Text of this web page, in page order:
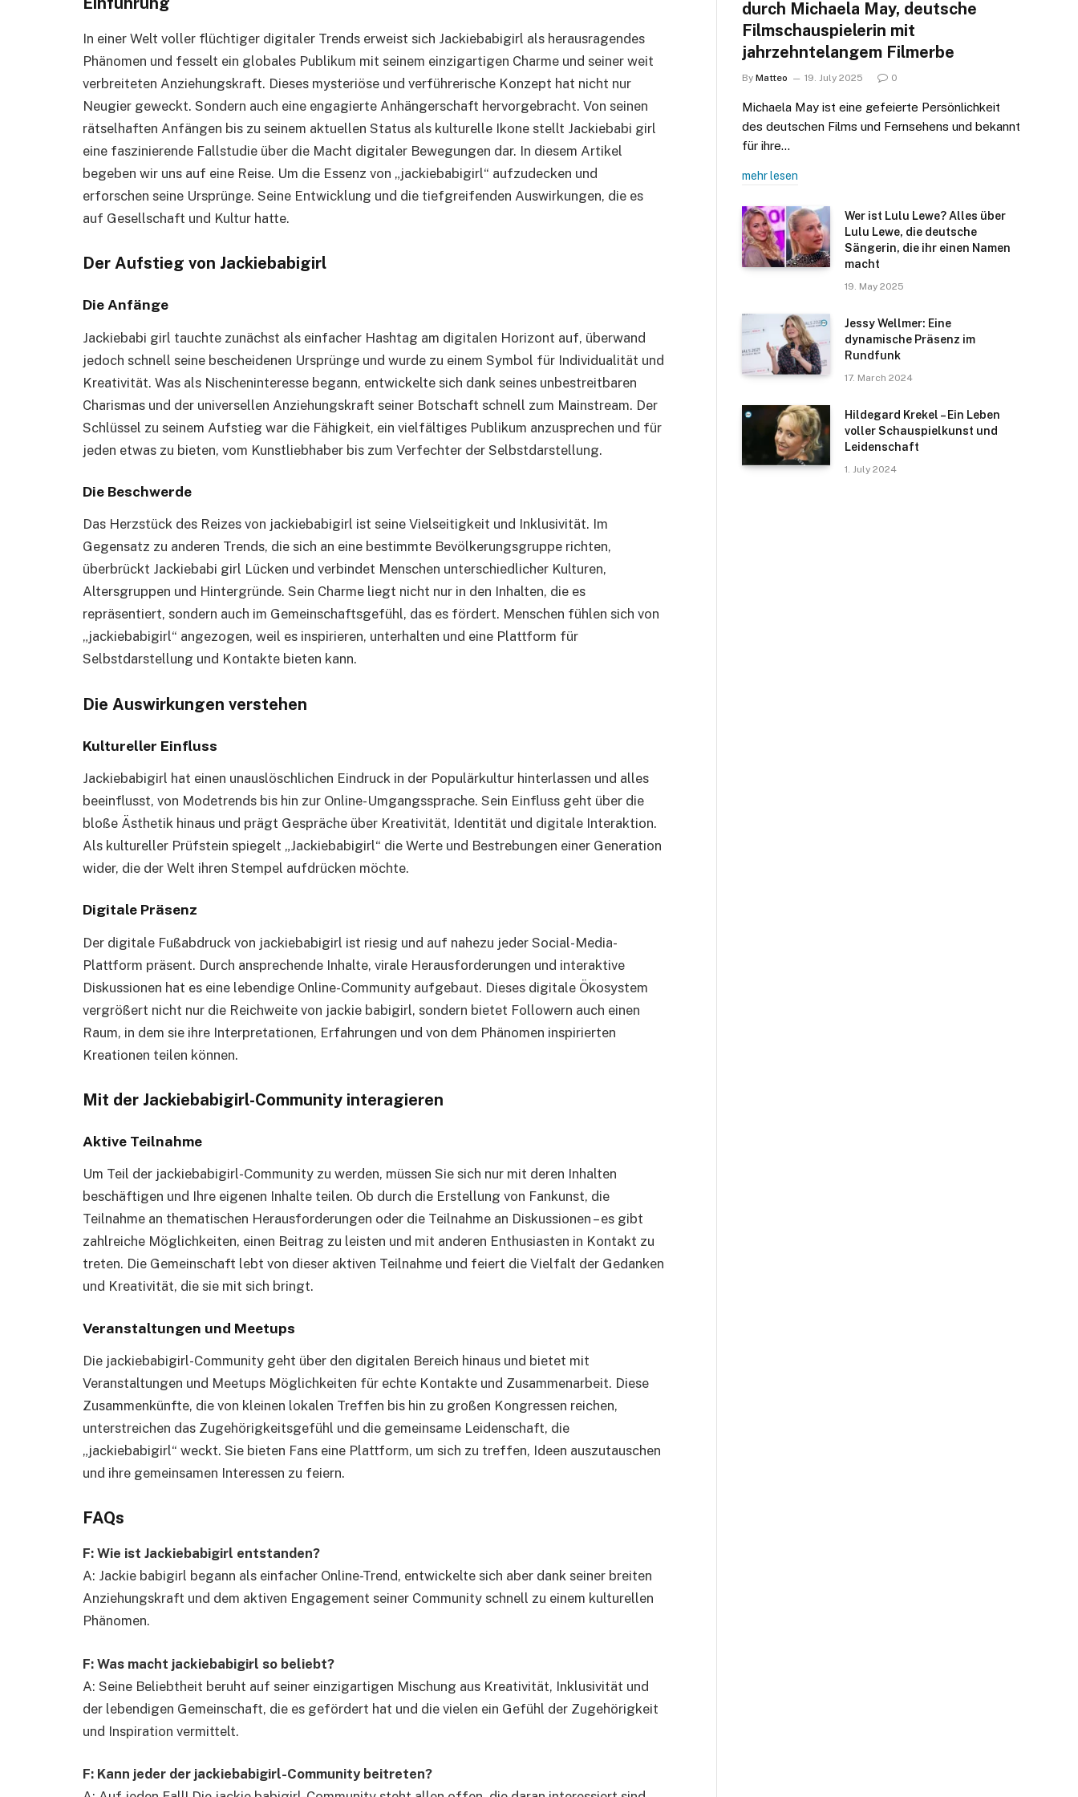
In einer Welt voller flüchtiger digitaler Trends erweist sich Jackiebabigirl als herausragendes
Phänomen und fesselt ein globales Publikum mit seinem einzigartigen Charme und seiner weit
verbreiteten Anziehungskraft. Dieses mysteriöse und verführerische Konzept hat nicht nur
Neugier geweckt. Sondern auch eine engagierte Anhängerschaft hervorgebracht. Von seinen
rätselhaften Anfängen bis zu seinem aktuellen Status als kulturelle Ikone stellt Jackiebabi girl
eine faszinierende Fallstudie über die Macht digitaler Bewegungen dar. In diesem Artikel
begeben wir uns auf eine Reise. Um die Essenz von „jackiebabigirl“ aufzudecken und
erforschen seine Ursprünge. Seine Entwicklung und die tiefgreifenden Auswirkungen, die es
auf Gesellschaft und Kultur hatte.
Der Aufstieg von Jackiebabigirl
Die Anfänge
Jackiebabi girl tauchte zunächst als einfacher Hashtag am digitalen Horizont auf, überwand
jedoch schnell seine bescheidenen Ursprünge und wurde zu einem Symbol für Individualität und
Kreativität. Was als Nischeninteresse begann, entwickelte sich dank seines unbestreitbaren
Charismas und der universellen Anziehungskraft seiner Botschaft schnell zum Mainstream. Der
Schlüssel zu seinem Aufstieg war die Fähigkeit, ein vielfältiges Publikum anzusprechen und für
jeden etwas zu bieten, vom Kunstliebhaber bis zum Verfechter der Selbstdarstellung.
Die Beschwerde
Das Herzstück des Reizes von jackiebabigirl ist seine Vielseitigkeit und Inklusivität. Im
Gegensatz zu anderen Trends, die sich an eine bestimmte Bevölkerungsgruppe richten,
überbrückt Jackiebabi girl Lücken und verbindet Menschen unterschiedlicher Kulturen,
Altersgruppen und Hintergründe. Sein Charme liegt nicht nur in den Inhalten, die es
repräsentiert, sondern auch im Gemeinschaftsgefühl, das es fördert. Menschen fühlen sich von
„jackiebabigirl“ angezogen, weil es inspirieren, unterhalten und eine Plattform für
Selbstdarstellung und Kontakte bieten kann.
Die Auswirkungen verstehen
Kultureller Einfluss
Jackiebabigirl hat einen unauslöschlichen Eindruck in der Populärkultur hinterlassen und alles
beeinflusst, von Modetrends bis hin zur Online-Umgangssprache. Sein Einfluss geht über die
bloße Ästhetik hinaus und prägt Gespräche über Kreativität, Identität und digitale Interaktion.
Als kultureller Prüfstein spiegelt „Jackiebabigirl“ die Werte und Bestrebungen einer Generation
wider, die der Welt ihren Stempel aufdrücken möchte.
Digitale Präsenz
Der digitale Fußabdruck von jackiebabigirl ist riesig und auf nahezu jeder Social-Media-
Plattform präsent. Durch ansprechende Inhalte, virale Herausforderungen und interaktive
Diskussionen hat es eine lebendige Online-Community aufgebaut. Dieses digitale Ökosystem
vergrößert nicht nur die Reichweite von jackie babigirl, sondern bietet Followern auch einen
Raum, in dem sie ihre Interpretationen, Erfahrungen und von dem Phänomen inspirierten
Kreationen teilen können.
Mit der Jackiebabigirl-Community interagieren
Aktive Teilnahme
Um Teil der jackiebabigirl-Community zu werden, müssen Sie sich nur mit deren Inhalten
beschäftigen und Ihre eigenen Inhalte teilen. Ob durch die Erstellung von Fankunst, die
Teilnahme an thematischen Herausforderungen oder die Teilnahme an Diskussionen – es gibt
zahlreiche Möglichkeiten, einen Beitrag zu leisten und mit anderen Enthusiasten in Kontakt zu
treten. Die Gemeinschaft lebt von dieser aktiven Teilnahme und feiert die Vielfalt der Gedanken
und Kreativität, die sie mit sich bringt.
Veranstaltungen und Meetups
Die jackiebabigirl-Community geht über den digitalen Bereich hinaus und bietet mit
Veranstaltungen und Meetups Möglichkeiten für echte Kontakte und Zusammenarbeit. Diese
Zusammenkünfte, die von kleinen lokalen Treffen bis hin zu großen Kongressen reichen,
unterstreichen das Zugehörigkeitsgefühl und die gemeinsame Leidenschaft, die
„jackiebabigirl“ weckt. Sie bieten Fans eine Plattform, um sich zu treffen, Ideen auszutauschen
und ihre gemeinsamen Interessen zu feiern.
FAQs
F: Wie ist Jackiebabigirl entstanden?
A: Jackie babigirl begann als einfacher Online-Trend, entwickelte sich aber dank seiner breiten
Anziehungskraft und dem aktiven Engagement seiner Community schnell zu einem kulturellen
Phänomen.
F: Was macht jackiebabigirl so beliebt?
A: Seine Beliebtheit beruht auf seiner einzigartigen Mischung aus Kreativität, Inklusivität und
der lebendigen Gemeinschaft, die es gefördert hat und die vielen ein Gefühl der Zugehörigkeit
und Inspiration vermittelt.
F: Kann jeder der jackiebabigirl-Community beitreten?
durch Michaela May, deutsche
Filmschauspielerin mit
jahrzehntelangem Filmerbe
By Matteo 19. July 2025 0
Michaela May ist eine gefeierte Persönlichkeit
des deutschen Films und Fernsehens und bekannt
für ihre…
mehr lesen
Wer ist Lulu Lewe? Alles über
Lulu Lewe, die deutsche
Sängerin, die ihr einen Namen
macht
19. May 2025
Jessy Wellmer: Eine
dynamische Präsenz im
Rundfunk
17. March 2024
Hildegard Krekel – Ein Leben
voller Schauspielkunst und
Leidenschaft
1. July 2024